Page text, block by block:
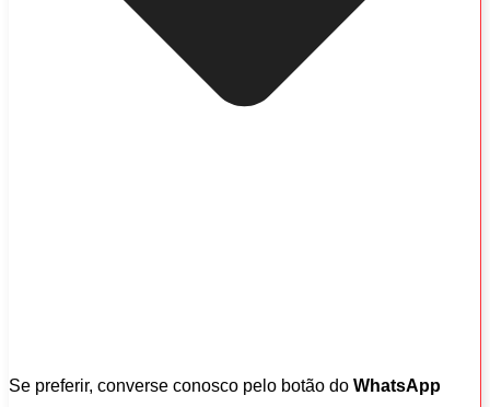
Se preferir, converse conosco pelo botão do WhatsApp